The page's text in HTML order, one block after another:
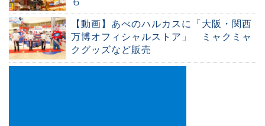
【動画】あべのハルカスに「大阪・関西
万博オフィシャルストア」 ミャクミャ
クグッズなど販売